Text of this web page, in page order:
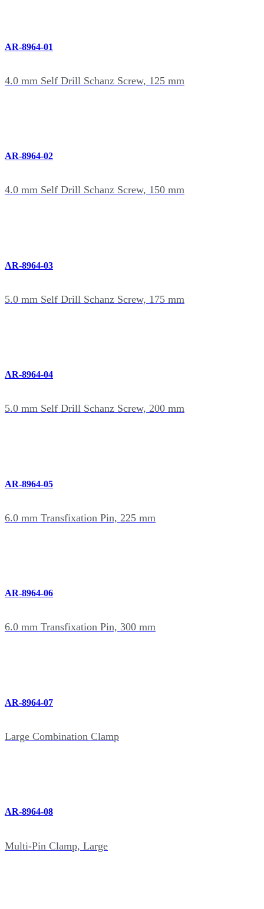
AR-8964-01
4.0 mm Self Drill Schanz Screw, 125 mm
AR-8964-02
4.0 mm Self Drill Schanz Screw, 150 mm
AR-8964-03
5.0 mm Self Drill Schanz Screw, 175 mm
AR-8964-04
5.0 mm Self Drill Schanz Screw, 200 mm
AR-8964-05
6.0 mm Transfixation Pin, 225 mm
AR-8964-06
6.0 mm Transfixation Pin, 300 mm
AR-8964-07
Large Combination Clamp
AR-8964-08
Multi-Pin Clamp, Large